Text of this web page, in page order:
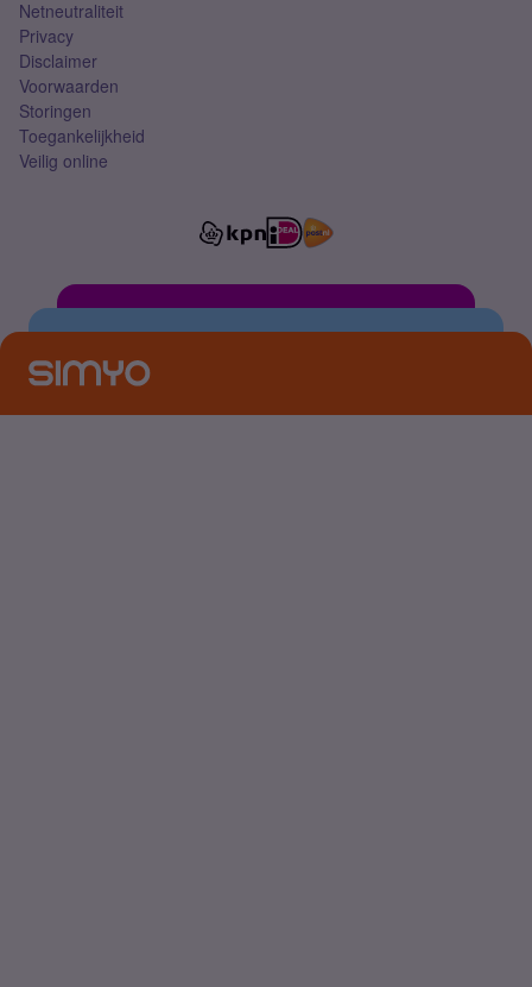
Netneutraliteit
Privacy
Disclaimer
Voorwaarden
Storingen
Toegankelijkheid
Veilig online